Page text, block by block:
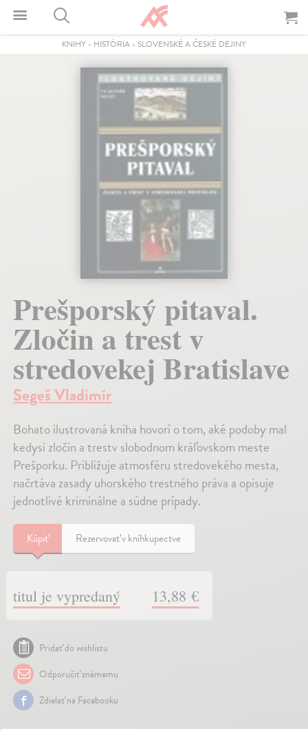
KNIHY - HISTÓRIA - SLOVENSKÉ A ČESKÉ DEJINY
Prešporský pitaval.
Zločin a trest v
stredovekej Bratislave
Segeš Vladimír
Bohato ilustrovaná kniha hovorí o tom, aké podoby mal
kedysi zločin a trestv slobodnom kráľovskom meste
Prešporku. Približuje atmosféru stredovekého mesta,
načrtáva zasady uhorského trestného práva a opisuje
jednotlivé kriminálne a súdne prípady.
Kúpiť Rezervovať v kníhkupectve
titul je vypredaný 13,88 €
Pridať do wishlistu
Odporučiť známemu
Zdielať na Facebooku